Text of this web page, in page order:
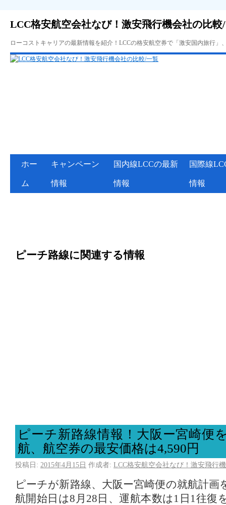
LCC格安航空会社なび！激安飛行機会社の比較
ローコストキャリアの最新情報を紹介！LCCの格安航空券で「激安国内旅行
ホー
ム
キャンペーン
情報
国内線LCCの最新
情報
国際線
情報
ピーチ路線に関連する情報
ピーチ新路線情報！大阪ー宮崎便
航、航空券の最安価格は4,590円
投稿日: 2015年4月15日 作成者: LCC格安航空会社なび！激安飛行
ピーチが新路線、大阪ー宮崎便の就航計画
航開始日は8月28日、運航本数は1日1往復